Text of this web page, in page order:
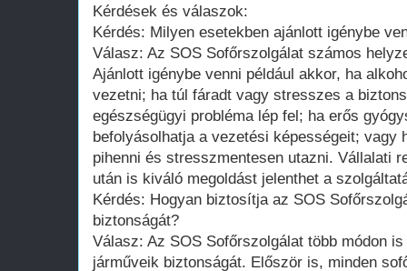
Kérdések és válaszok:
Kérdés: Milyen esetekben ajánlott igénybe
Válasz: Az SOS Sofőrszolgálat számos
Ajánlott igénybe venni például akkor, ha
vezetni; ha túl fáradt vagy stresszes a
egészségügyi probléma lép fel; ha erős
befolyásolhatja a vezetési képességeit; vagy
pihenni és stresszmentesen utazni. Vállalati
után is kiváló megoldást jelenthet a
Kérdés: Hogyan biztosítja az SOS
biztonságát?
Válasz: Az SOS Sofőrszolgálat több módon
járműveik biztonságát. Először is, minden